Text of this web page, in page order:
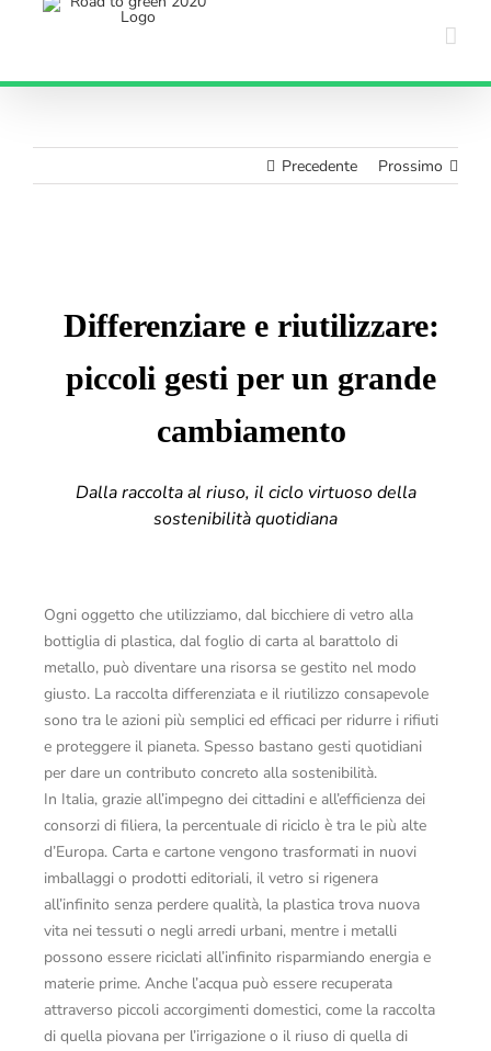
Precedente Prossimo
Differenziare e riutilizzare:
piccoli gesti per un grande
cambiamento
Dalla raccolta al riuso, il ciclo virtuoso della
sostenibilità quotidiana
Ogni oggetto che utilizziamo, dal bicchiere di vetro alla
bottiglia di plastica, dal foglio di carta al barattolo di
metallo, può diventare una risorsa se gestito nel modo
giusto. La raccolta differenziata e il riutilizzo consapevole
sono tra le azioni più semplici ed efficaci per ridurre i rifiuti
e proteggere il pianeta. Spesso bastano gesti quotidiani
per dare un contributo concreto alla sostenibilità.
In Italia, grazie all’impegno dei cittadini e all’efficienza dei
consorzi di filiera, la percentuale di riciclo è tra le più alte
d’Europa. Carta e cartone vengono trasformati in nuovi
imballaggi o prodotti editoriali, il vetro si rigenera
all’infinito senza perdere qualità, la plastica trova nuova
vita nei tessuti o negli arredi urbani, mentre i metalli
possono essere riciclati all’infinito risparmiando energia e
materie prime. Anche l’acqua può essere recuperata
attraverso piccoli accorgimenti domestici, come la raccolta
di quella piovana per l’irrigazione o il riuso di quella di